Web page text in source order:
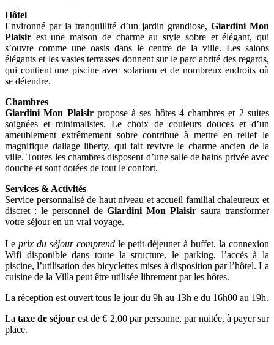
Hôtel
Environné par la tranquillité d’un jardin grandiose, Giardini Mon
Plaisir est une maison de charme au style sobre et élégant, qui
s’ouvre comme une oasis dans le centre de la ville. Les salons
élégants et les vastes terrasses donnent sur le parc abrité des regards,
qui contient une piscine avec solarium et de nombreux endroits où
se détendre.
Chambres
Giardini Mon Plaisirpropose à ses hôtes 4 chambres et 2 suites
soignées et minimalistes. Le choix de couleurs douces et d’un
ameublement extrêmement sobre contribue à mettre en relief le
magnifique dallage liberty, qui fait revivre le charme ancien de la
ville. Toutes les chambres disposent d’une salle de bains privée avec
douche et sont dotées de tout le confort.
Services & Activités
Service personnalisé de haut niveau et accueil familial chaleureux et
discret : le personnel de Giardini Mon Plaisir saura transformer
votre séjour en un vrai voyage.
Le prix du séjour comprend le petit-déjeuner à buffet. la connexion
Wifi disponible dans toute la structure, le parking, l’accès à la
piscine, l’utilisation des bicyclettes mises à disposition par l’hôtel. La
cuisine de la Villa peut être utilisée librement par les hôtes.
La réception est ouvert tous le jour du 9h au 13h e du 16h00 au 19h.
Lataxe de séjour est de € 2,00 par personne, par nuitée, à payer sur
place.